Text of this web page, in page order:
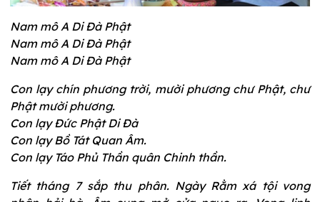
Nam mô A Di Đà Phật
Nam mô A Di Đà Phật
Nam mô A Di Đà Phật
Con lạy chín phương trời, mười phương chư Phật, chư
Phật mười phương.
Con lạy Đức Phật Di Đà
Con lạy Bồ Tát Quan Âm.
Con lạy Táo Phủ Thần quân Chinh thần.
Tiết tháng 7 sắp thu phân. Ngày Rằm xá tội vong